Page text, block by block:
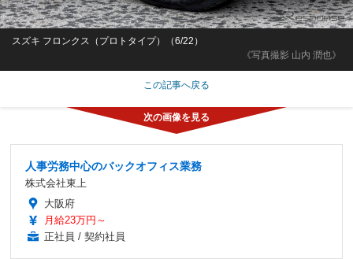
《写真撮影 山内 潤也》
スズキ フロンクス（プロトタイプ）（6/22）
この記事へ戻る
人事労務中心のバックオフィス業務
株式会社東上
大阪府
月給23万円～
正社員 / 契約社員